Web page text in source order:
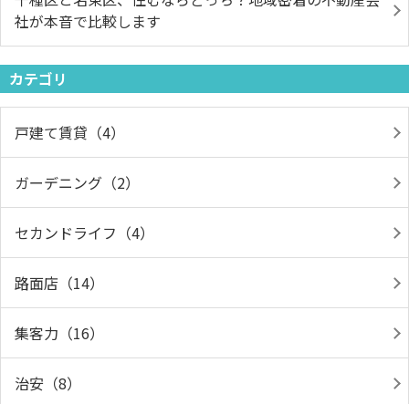
社が本音で比較します
カテゴリ
戸建て賃貸（4）
ガーデニング（2）
セカンドライフ（4）
路面店（14）
集客力（16）
治安（8）